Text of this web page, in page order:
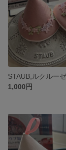
1,000円